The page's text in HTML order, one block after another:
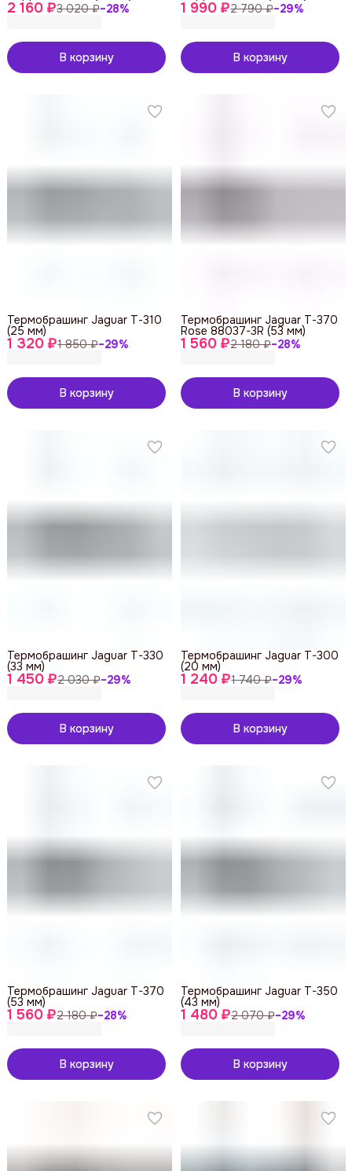
2 160 ₽3 020 ₽−28%
В корзину
1 990 ₽2 790 ₽−29%
В корзину
1 320 ₽1 850 ₽−29%
Термобрашинг Jaguar Т-310
(25 мм)
В корзину
1 560 ₽2 180 ₽−28%
Термобрашинг Jaguar Т-370
Rose 88037-3R (53 мм)
В корзину
1 450 ₽2 030 ₽−29%
Термобрашинг Jaguar T-330
(33 мм)
В корзину
1 240 ₽1 740 ₽−29%
Термобрашинг Jaguar T-300
(20 мм)
В корзину
1 560 ₽2 180 ₽−28%
Термобрашинг Jaguar T-370
(53 мм)
В корзину
1 480 ₽2 070 ₽−29%
Термобрашинг Jaguar T-350
(43 мм)
В корзину